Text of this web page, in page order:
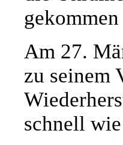
Am 27.
zu seinem
schnell